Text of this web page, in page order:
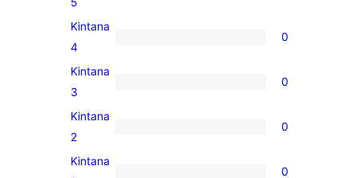
5-
star
0
4-
star
Kintana
4
0
0
3-
star
Kintana
3
0
0
2-
Kintana
2
0
Kintana
0